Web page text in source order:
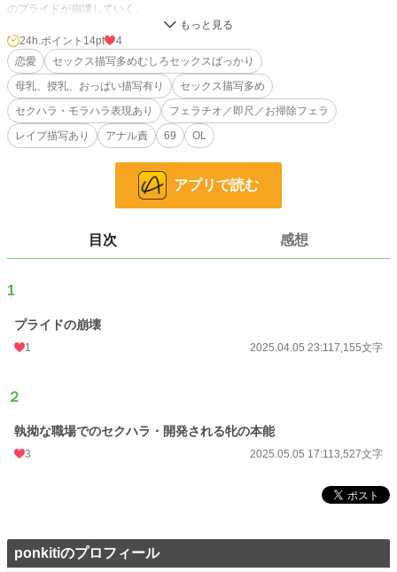
のプライドが崩壊していく。
レストランからタクシー、ホテルへと続く森田の執拗な凌辱が、彼女の母性とメ
スの本能を暴き出す。
小説 30,164 位 / 228,706 件
恋愛 12,899 位 / 66,349 件
お気に入り 18
2025.05.05 17:11
週間ポイント
月間ポイント 1,215 pt (21,587 位)
累計ポイント
24h.ポイント 14pt
4
恋愛
セックス描写多めむしろセックスばっかり
母乳、授乳、おっぱい描写有り
セックス描写多め
セクハラ・モラハラ表現あり
フェラチオ／即尺／お掃除フェラ
レイプ描写あり
アナル責 69 OL
アプリで読む
目次 感想
1
プライドの崩壊
1 2025.04.05 23:117,155文字
２
執拗な職場でのセクハラ・開発される牝の本能
3 2025.05.05 17:113,527文字
ponkitiのプロフィール